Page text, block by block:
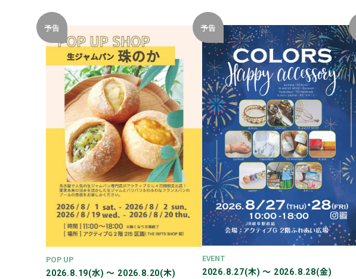
予告
POP UP
2026.8.19(水) 〜 2026.8.20(木)
予告
EVENT
2026.8.27(木) 〜 2026.8.28(金)